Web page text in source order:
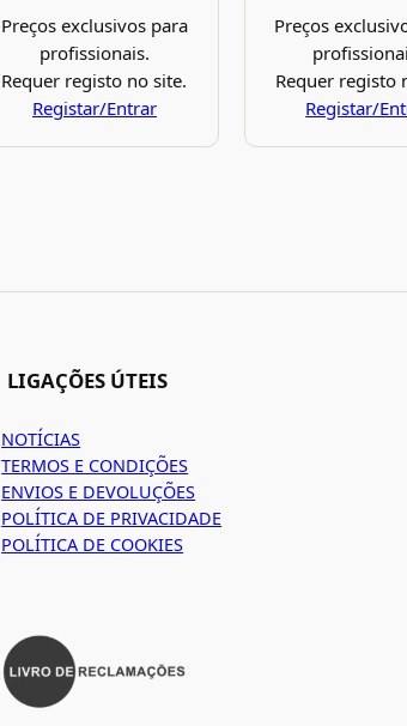
Preços exclusivos para
profissionais.
Requer registo no site.
Registar/Entrar
Preços
Requer registo
Registar/
LIGAÇÕES ÚTEIS
NOTÍCIAS
TERMOS E CONDIÇÕES
ENVIOS E DEVOLUÇÕES
POLÍTICA DE PRIVACIDADE
POLÍTICA DE COOKIES